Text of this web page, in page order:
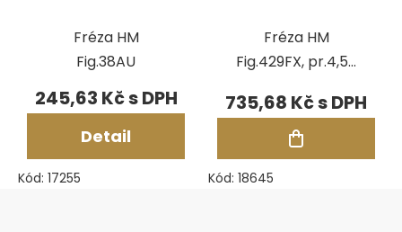
Fréza HM
Fig.38AU
245,63 Kč
Detail
Kód: 17255
Fréza HM
Fig.429FX, pr.4,50
735,68 Kč
Kód: 18645